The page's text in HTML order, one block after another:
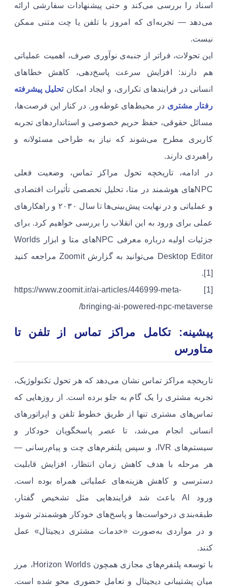
اسناد را بررسی می‌کند و حتی پیشنهادات سفارشی ارائه
می‌دهد — تجربه‌ای که امروز با تلفن یا چت متنی ممکن
نیست.
این تحولات، فراتر از جنبه‌ی نوآوری صرف، اهمیت عملیاتی
هم دارند: افزایش سرعت پاسخ‌دهی، کاهش خطاهای
انسانی در فرایندهای تکراری، و ایجاد امکانتحلیل پیشرفته
رفتار مشتری در محیط‌های غوطه‌ور. در کنار این فرصت‌ها،
مسائل حقوقی، حفظ حریم خصوصی و استانداردهای تجربه
کاربری مطرح می‌شوند که نیاز به طراحی مسئولانه و
راهبردی دارند.
در ادامه، تاریخچه تحول مراکز تماس، وضعیت فعلی
NPCهای هوشمند در متا، تحلیل تخصصی تأثیرات اقتصادی
و عملیاتی و در نهایت پیش‌بینی‌ها تا سال ۲۰۳۰ و راهکارهای
عملی برای ورود به این انقلاب را بررسی خواهیم کرد. برای
جزئیات اولیه درباره معرفی NPCهای متا و ابزار Worlds
Desktop Editor می‌توانید به گزارش Zoomit مراجعه کنید
[1].
[1] https://www.zoomit.ir/ai-articles/446999-meta-
bringing-ai-powered-npc-metaverse/
پیشینه: تکامل مراکز تماس از تلفن تا
متاورس
تاریخچه مراکز تماس نشان می‌دهد که هر تحول تکنولوژیک،
تجربه مشتری را یک گام به جلو برده است. از روزهایی که
تماس‌های مشتری تنها از طریق خطوط تلفن و اپراتورهای
انسانی انجام می‌شد، تا عصر پاسخگویان خودکار و
سیستم‌های IVR، و سپس پلتفرم‌های چت و پیام‌رسانی —
هر مرحله با هدف کاهش زمان انتظار، افزایش قابلیت
دسترسی و کاهش هزینه‌های عملیاتی همراه بوده است.
ورود AI باعث شد فرایندهایی مثل تشخیص گفتار،
طبقه‌بندی درخواست‌ها و پاسخ‌های خودکار هوشمندتر شوند
و در مواردی به‌صورت «خدمات مشتری دیجیتال» عمل
کنند.
با توسعه پلتفرم‌های مجازی همچون Horizon Worlds، مرز
میان پشتیبانی دیجیتال و تعامل حضوری محو شده است.